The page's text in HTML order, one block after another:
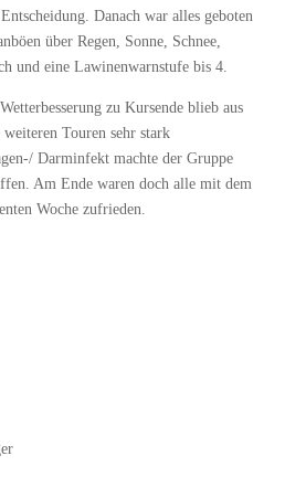
Danach war alles geboten
über Regen, Sonne, Schnee,
und eine Lawinenwarnstufe bis 4.
zu Kursende blieb aus
Touren sehr stark
Darminfekt machte der Gruppe
Am Ende waren doch alle mit dem
Woche zufrieden.